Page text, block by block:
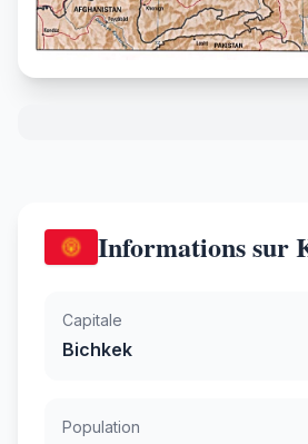
Informations sur
Capitale
Bichkek
Population